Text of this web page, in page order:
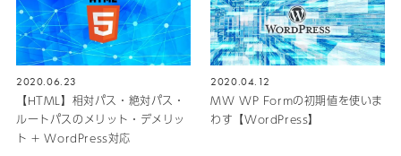
2020.06.23
【HTML】相対パス・絶対パス・
ルートパスのメリット・デメリッ
ト + WordPress対応
2020.04.12
MW WP Formの初期値を使いま
わす【WordPress】